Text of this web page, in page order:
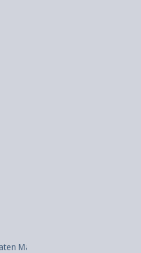
Manggarai Timur Di Provinsi